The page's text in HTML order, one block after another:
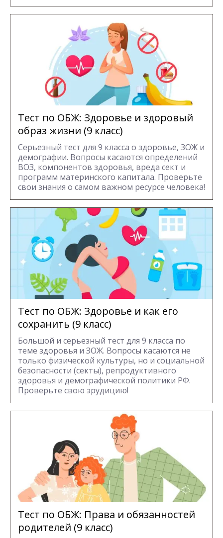
Тест по ОБЖ: Здоровье и здоровый
образ жизни (9 класс)
Серьезный тест для 9 класса о здоровье, ЗОЖ и
демографии. Вопросы касаются определений
ВОЗ, компонентов здоровья, вреда сект и
программ материнского капитала. Проверьте
свои знания о самом важном ресурсе человека!
Тест по ОБЖ: Здоровье и как его
сохранить (9 класс)
Большой и серьезный тест для 9 класса по
теме здоровья и ЗОЖ. Вопросы касаются не
только физической культуры, но и социальной
безопасности (секты), репродуктивного
здоровья и демографической политики РФ.
Проверьте свою эрудицию!
Тест по ОБЖ: Права и обязанностей
родителей (9 класс)